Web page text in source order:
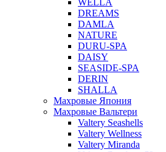
WELLA
DREAMS
DAMLA
NATURE
DURU-SPA
DAISY
SEASIDE-SPA
DERIN
SHALLA
Махровые Япония
Махровые Вальтери
Valtery Seashells
Valtery Wellness
Valtery Miranda